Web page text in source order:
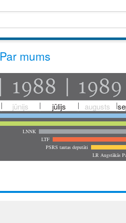
Par mums
jūnijs jūlijs augusts
LNNK
LTF
PSRS tautas deputāti
LR Augstākās